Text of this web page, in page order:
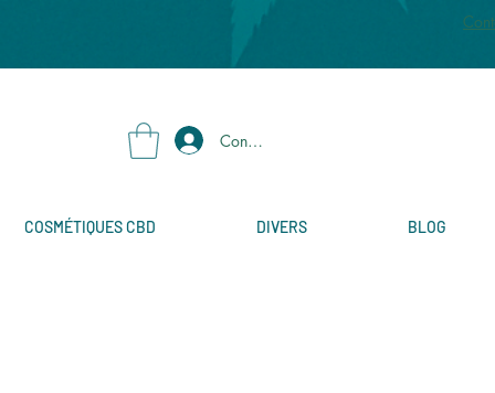
Connexion
COSMÉTIQUES CBD DIVERS BLOG